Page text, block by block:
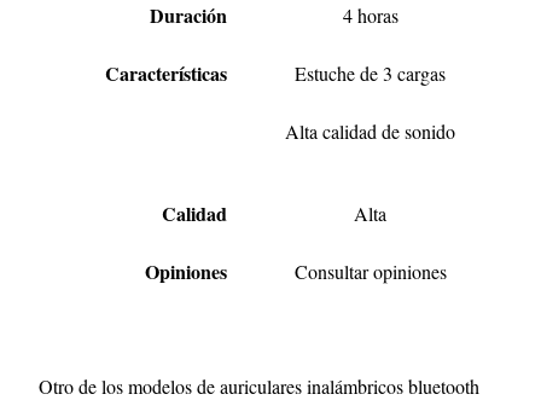
Duración 4 horas
Características Estuche de 3 cargas
Alta calidad de sonido
Calidad Alta
Opiniones Consultar opiniones
Otro de los modelos de auriculares inalámbricos bluetooth